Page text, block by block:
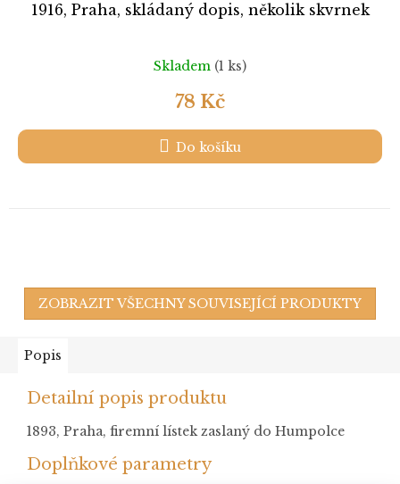
1916, Praha, skládaný dopis, několik skvrnek
Skladem (1 ks)
78 Kč
Do košíku
ZOBRAZIT VŠECHNY SOUVISEJÍCÍ PRODUKTY
Popis
Detailní popis produktu
1893, Praha, firemní lístek zaslaný do Humpolce
Doplňkové parametry